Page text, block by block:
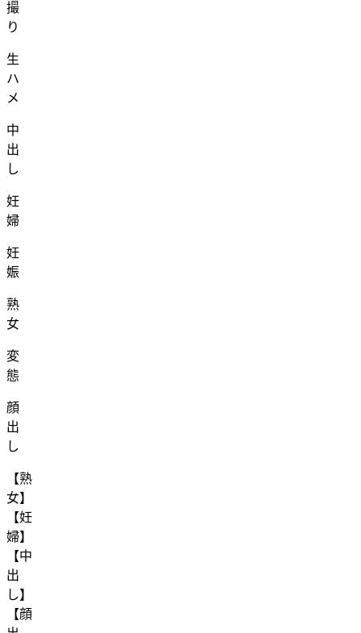
撮
り
生
ハ
メ
中
出
し
妊
婦
妊
娠
熟
女
変
態
顔
出
し
【熟
女】
【妊
婦】
【中
出
し】
【顔